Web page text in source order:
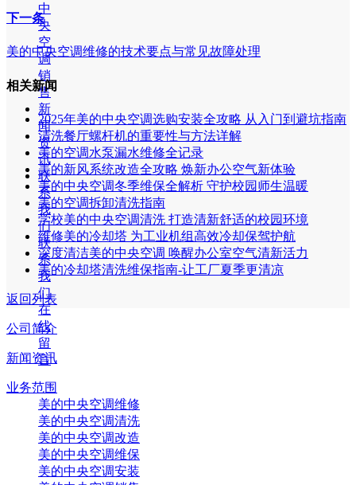
中
央
空
调
销
售
新
闻
资
讯
联
系
我
们
联
系
我
们
在
线
留
言
下一条
美的中央空调维修的技术要点与常见故障处理
相关新闻
2025年美的中央空调选购安装全攻略 从入门到避坑指南
清洗餐厅螺杆机的重要性与方法详解
美的空调水泵漏水维修全记录
美的新风系统改造全攻略 焕新办公空气新体验
美的中央空调冬季维保全解析 守护校园师生温暖
美的空调拆卸清洗指南
学校美的中央空调清洗 打造清新舒适的校园环境
维修美的冷却塔 为工业机组高效冷却保驾护航
深度清洁美的中央空调 唤醒办公室空气清新活力
美的冷却塔清洗维保指南-让工厂夏季更清凉
返回列表
公司简介
新闻资讯
业务范围
美的中央空调维修
美的中央空调清洗
美的中央空调改造
美的中央空调维保
美的中央空调安装